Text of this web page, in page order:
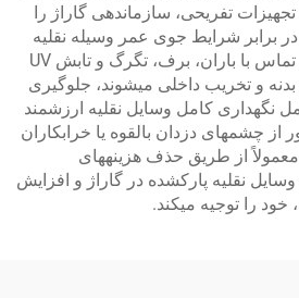
تجهیزات تفریحی، سازماندهی گاراژ را
برابر شرایط جوی عمر وسیله نقلیه
را افزایش میدهد، زیرا از تماس با باران، برف، تگرگ و تابش UV
و تخریب داخلی میشوند، جلوگیری
نگهداری کامل وسایل نقلیه ارزشمند
از چشمهای دزدان بالقوه یا خرابکاران
از طریق حذف هزینههای
نقلیه پارکشده در گاراژ و افزایش
را توجیه میکند.